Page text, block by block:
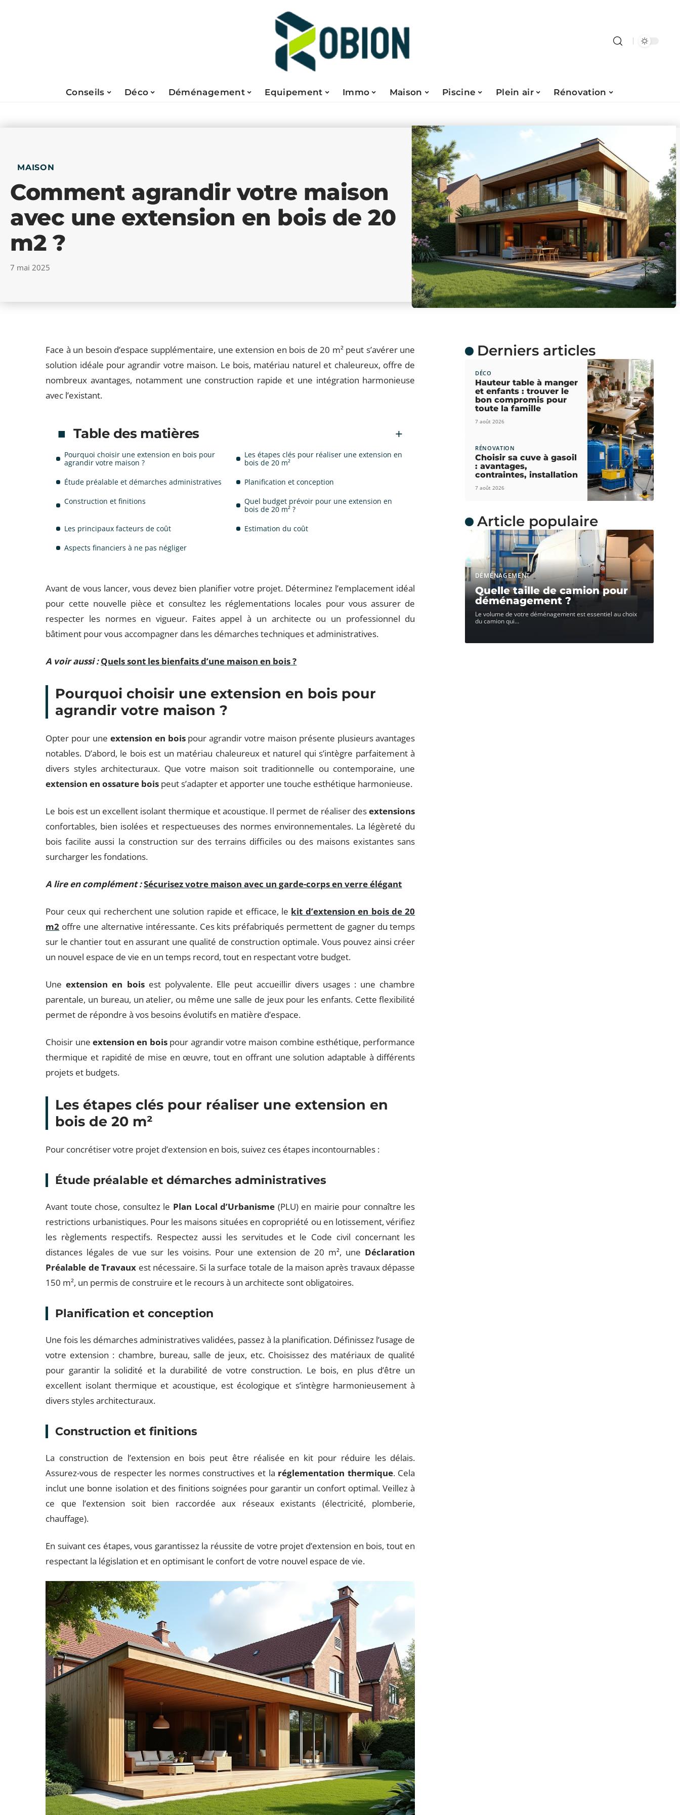
Conseils Déco Déménagement Equipement Immo Maison Piscine Plein air Rénovation
MAISON
Comment agrandir votre maison
avec une extension en bois de 20
m2 ?
7 mai 2025
Face à un besoin d’espace supplémentaire, une extension en bois de 20 m² peut s’avérer une
solution idéale pour agrandir votre maison. Le bois, matériau naturel et chaleureux, offre de
nombreux avantages, notamment une construction rapide et une intégration harmonieuse
avec l’existant.
Table des matières
Pourquoi choisir une extension en bois pour
agrandir votre maison ?
Les étapes clés pour réaliser une extension en
bois de 20 m²
Étude préalable et démarches administratives
Planification et conception
Construction et finitions
Quel budget prévoir pour une extension en
bois de 20 m² ?
Les principaux facteurs de coût
Estimation du coût
Aspects financiers à ne pas négliger
Avant de vous lancer, vous devez bien planifier votre projet. Déterminez l’emplacement idéal
pour cette nouvelle pièce et consultez les réglementations locales pour vous assurer de
respecter les normes en vigueur. Faites appel à un architecte ou un professionnel du
bâtiment pour vous accompagner dans les démarches techniques et administratives.
A voir aussi : Quels sont les bienfaits d’une maison en bois ?
Pourquoi choisir une extension en bois pour
agrandir votre maison ?
Opter pour une extension en boispour agrandir votre maison présente plusieurs avantages
notables. D’abord, le bois est un matériau chaleureux et naturel qui s’intègre parfaitement à
divers styles architecturaux. Que votre maison soit traditionnelle ou contemporaine, une
extension en ossature bois peut s’adapter et apporter une touche esthétique harmonieuse.
Le bois est un excellent isolant thermique et acoustique. Il permet de réaliser desextensions
confortables, bien isolées et respectueuses des normes environnementales. La légèreté du
bois facilite aussi la construction sur des terrains difficiles ou des maisons existantes sans
surcharger les fondations.
A lire en complément :Sécurisez votre maison avec un garde-corps en verre élégant
Pour ceux qui recherchent une solution rapide et efficace, le kit d’extension en bois de 20
m2 offre une alternative intéressante. Ces kits préfabriqués permettent de gagner du temps
sur le chantier tout en assurant une qualité de construction optimale. Vous pouvez ainsi créer
un nouvel espace de vie en un temps record, tout en respectant votre budget.
Uneextension en boisest polyvalente. Elle peut accueillir divers usages : une chambre
parentale, un bureau, un atelier, ou même une salle de jeux pour les enfants. Cette flexibilité
permet de répondre à vos besoins évolutifs en matière d’espace.
Choisir uneextension en boispour agrandir votre maison combine esthétique, performance
thermique et rapidité de mise en œuvre, tout en offrant une solution adaptable à différents
projets et budgets.
Les étapes clés pour réaliser une extension en
bois de 20 m²
Pour concrétiser votre projet d’extension en bois, suivez ces étapes incontournables :
Étude préalable et démarches administratives
Avant toute chose, consultez le Plan Local d’Urbanisme (PLU) en mairie pour connaître les
restrictions urbanistiques. Pour les maisons situées en copropriété ou en lotissement, vérifiez
les règlements respectifs. Respectez aussi les servitudes et le Code civil concernant les
distances légales de vue sur les voisins. Pour une extension de 20 m², une Déclaration
Préalable de Travaux est nécessaire. Si la surface totale de la maison après travaux dépasse
150 m², un permis de construire et le recours à un architecte sont obligatoires.
Planification et conception
Une fois les démarches administratives validées, passez à la planification. Définissez l’usage de
votre extension : chambre, bureau, salle de jeux, etc. Choisissez des matériaux de qualité
pour garantir la solidité et la durabilité de votre construction. Le bois, en plus d’être un
excellent isolant thermique et acoustique, est écologique et s’intègre harmonieusement à
divers styles architecturaux.
Construction et finitions
La construction de l’extension en bois peut être réalisée en kit pour réduire les délais.
Assurez-vous de respecter les normes constructives et la réglementation thermique. Cela
inclut une bonne isolation et des finitions soignées pour garantir un confort optimal. Veillez à
ce que l’extension soit bien raccordée aux réseaux existants (électricité, plomberie,
chauffage).
En suivant ces étapes, vous garantissez la réussite de votre projet d’extension en bois, tout en
respectant la législation et en optimisant le confort de votre nouvel espace de vie.
Derniers articles
DÉCO
Hauteur table à manger
et enfants : trouver le
bon compromis pour
toute la famille
7 août 2026
RÉNOVATION
Choisir sa cuve à gasoil
: avantages,
contraintes, installation
7 août 2026
Article populaire
DÉMÉNAGEMENT
Quelle taille de camion pour
déménagement ?
Le volume de votre déménagement est essentiel au choix
du camion qui…